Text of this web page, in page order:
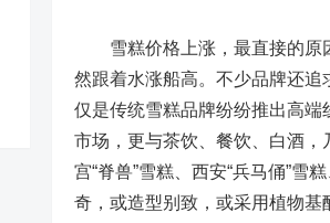
雪糕价格上涨，最直接的原
然跟着水涨船高。不少品牌还
仅是传统雪糕品牌纷纷推出高
市场，更与茶饮、餐饮、白酒
宫“脊兽”雪糕、西安“兵马俑”雪
奇，或造型别致，或采用植物